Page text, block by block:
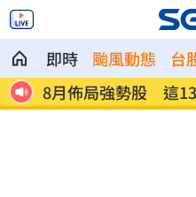
即時 颱風動態 台
盜 8月佈局強勢股 這
億